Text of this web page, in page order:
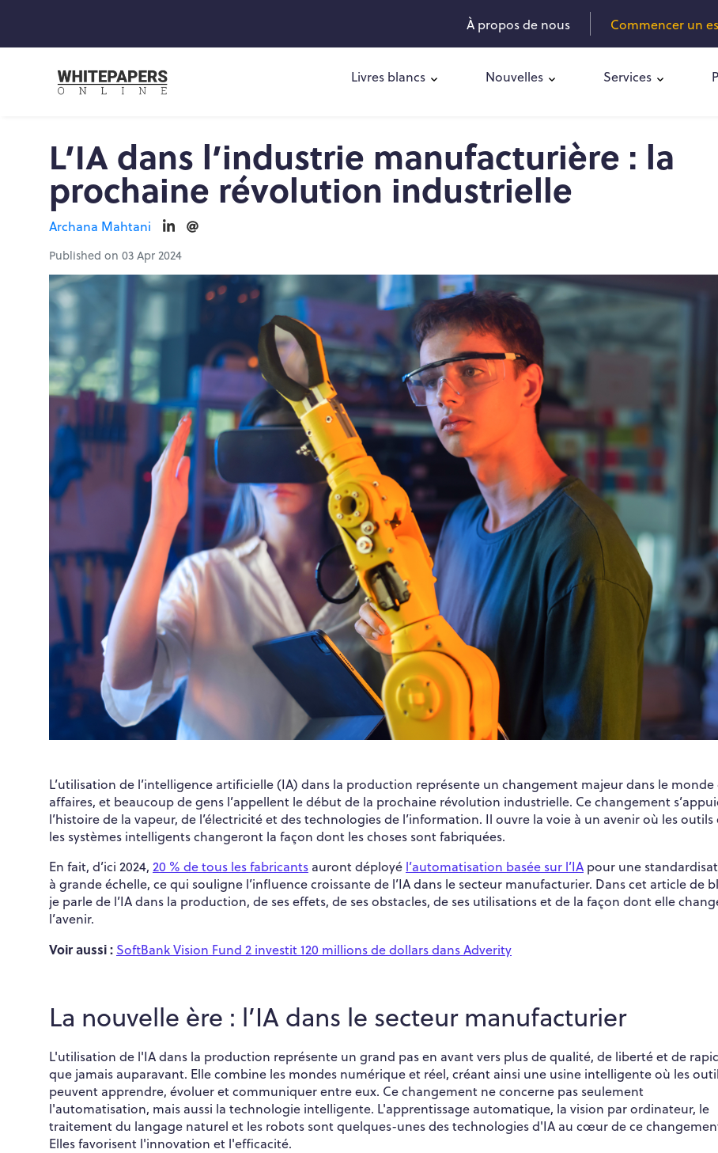
À propos de nous Commencer un
Livres blancs Nouvelles Services
L’IA dans l’industrie manufacturière : la
prochaine révolution industrielle
Archana Mahtani
Published on 03 Apr 2024
L’utilisation de l’intelligence artificielle (IA) dans la production représente un changement majeur dans le monde
affaires, et beaucoup de gens l’appellent le début de la prochaine révolution industrielle. Ce changement
l’histoire de la vapeur, de l’électricité et des technologies de l’information. Il ouvre la voie à un avenir où les outils
les systèmes intelligents changeront la façon dont les choses sont fabriquées.
En fait, d’ici 2024, 20 % de tous les fabricants auront déployé l’automatisation basée sur l’IA pour une
à grande échelle, ce qui souligne l’influence croissante de l’IA dans le secteur manufacturier. Dans cet article de
je parle de l’IA dans la production, de ses effets, de ses obstacles, de ses utilisations et de la façon dont elle
l’avenir.
Voir aussi : SoftBank Vision Fund 2 investit 120 millions de dollars dans Adverity
La nouvelle ère : l’IA dans le secteur manufacturier
L'utilisation de l'IA dans la production représente un grand pas en avant vers plus de qualité, de liberté et de
que jamais auparavant. Elle combine les mondes numérique et réel, créant ainsi une usine intelligente où les
peuvent apprendre, évoluer et communiquer entre eux. Ce changement ne concerne pas seulement
l'automatisation, mais aussi la technologie intelligente. L'apprentissage automatique, la vision par ordinateur, le
traitement du langage naturel et les robots sont quelques-unes des technologies d'IA au cœur de ce
Elles favorisent l'innovation et l'efficacité.